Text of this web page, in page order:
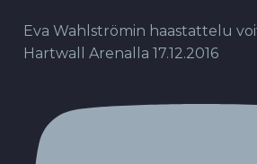
Eva Wahlströmin haastattelu
Hartwall Arenalla 17.12.2016